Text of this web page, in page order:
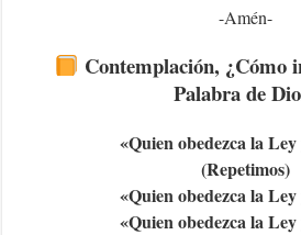
-Amén-
Contemplación, ¿Cómo
Palabra de
«Quien obedezca la Ley
(Repetimos)
«Quien obedezca la Ley
«Quien obedezca la Ley